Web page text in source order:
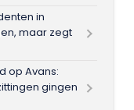
in
maar zegt
op Avans:
gingen